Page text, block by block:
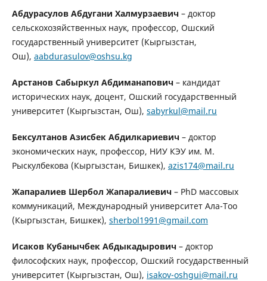
Абдурасулов Абдугани Халмурзаевич – доктор
сельскохозяйственных наук, профессор, Ошский
государственный университет (Кыргызстан,
Ош), aabdurasulov@oshsu.kg
Арстанов Сабыркул Абдиманапович – кандидат
исторических наук, доцент, Ошский государственный
университет (Кыргызстан, Ош), sabyrkul@mail.ru
Бексултанов Азисбек Абдилкариевич – доктор
экономических наук, профессор, НИУ КЭУ им. М.
Рыскулбекова (Кыргызстан, Бишкек), azis174@mail.ru
Жапаралиев Шербол Жапаралиевич – PhD массовых
коммуникаций, Международный университет Ала-Тоо
(Кыргызстан, Бишкек), sherbol1991@gmail.com
Исаков Кубанычбек Абдыкадырович – доктор
философских наук, профессор, Ошский государственный
университет (Кыргызстан, Ош), isakov-oshgui@mail.ru